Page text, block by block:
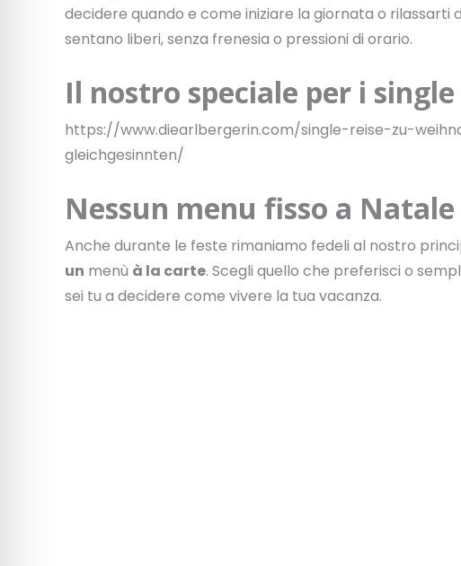
decidere quando e come iniziare la giornata o rilassarti
sentano liberi, senza frenesia o pressioni di orario.
Il nostro speciale per i single
https://www.diearlbergerin.com/single-reise-zu-
gleichgesinnten/
Nessun menu fisso a Natale
Anche durante le feste rimaniamo fedeli al nostro
un menù à la carte. Scegli quello che preferisci o
sei tu a decidere come vivere la tua vacanza.